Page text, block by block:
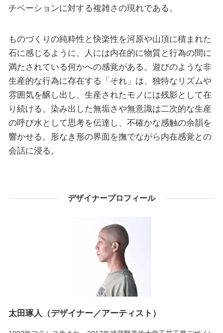
チベーションに対する複雑さの現れである。
ものづくりの純粋性と快楽性を河原や山頂に積まれた
石に感じるように、人には内在的に物質と行為の間に
満たされている何かへの感覚がある。遊びのような非
生産的な行為に存在する「それ」は、独特なリズムや
雰囲気を醸し出し、生産されたモノには残影として在
り続ける。染み出した無垢さや無意識は二次的な生産
の呼び水として思考を伝達し、不確かな感触の余韻を
響かせる。形なき形の界面を撫でながら内在感覚との
会話に浸る。
デザイナープロフィール
太田琢人（デザイナー／アーティスト）